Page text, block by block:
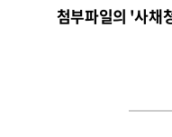
첨부파일의 '사채